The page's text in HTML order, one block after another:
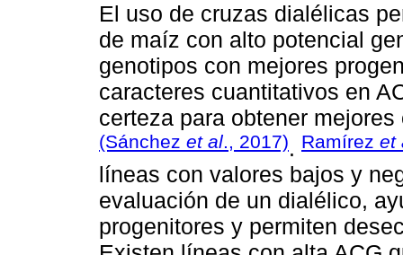
El uso de cruzas dialélicas
de maíz con alto potencial
genotipos con mejores
caracteres cuantitativos en
certeza para obtener
(Sánchez et al., 2017). Ramírez et
líneas con valores bajos y
evaluación de un dialélico,
progenitores y permiten